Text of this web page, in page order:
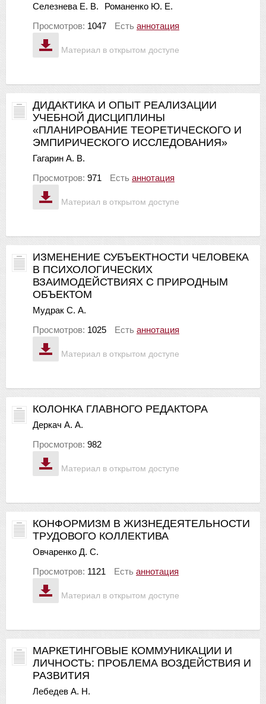
Материал в открытом доступе
Селезнева Е. В.
Романенко Ю. Е.
Просмотров: 1047 Есть аннотация
Материал в открытом доступе
ДИДАКТИКА И ОПЫТ РЕАЛИЗАЦИИ
УЧЕБНОЙ ДИСЦИПЛИНЫ
«ПЛАНИРОВАНИЕ ТЕОРЕТИЧЕСКОГО И
ЭМПИРИЧЕСКОГО ИССЛЕДОВАНИЯ»
Гагарин А. В.
Просмотров: 971 Есть аннотация
Материал в открытом доступе
ИЗМЕНЕНИЕ СУБЪЕКТНОСТИ ЧЕЛОВЕКА
В ПСИХОЛОГИЧЕСКИХ
ВЗАИМОДЕЙСТВИЯХ С ПРИРОДНЫМ
ОБЪЕКТОМ
Мудрак С. А.
Просмотров: 1025 Есть аннотация
Материал в открытом доступе
КОЛОНКА ГЛАВНОГО РЕДАКТОРА
Деркач А. А.
Просмотров: 982
Материал в открытом доступе
КОНФОРМИЗМ В ЖИЗНЕДЕЯТЕЛЬНОСТИ
ТРУДОВОГО КОЛЛЕКТИВА
Овчаренко Д. С.
Просмотров: 1121 Есть аннотация
МАРКЕТИНГОВЫЕ КОММУНИКАЦИИ И
ЛИЧНОСТЬ: ПРОБЛЕМА ВОЗДЕЙСТВИЯ И
РАЗВИТИЯ
Лебедев А. Н.